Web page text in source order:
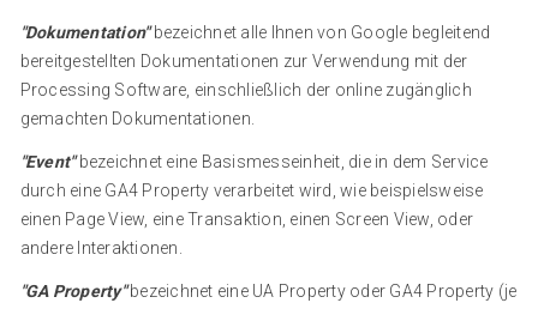
"Dokumentation"bezeichnet alle Ihnen von Google begleitend
bereitgestellten Dokumentationen zur Verwendung mit der
Processing Software, einschließlich der online zugänglich
gemachten Dokumentationen.
"Event"bezeichnet eine Basismesseinheit, die in dem Service
durch eine GA4 Property verarbeitet wird, wie beispielsweise
einen Page View, eine Transaktion, einen Screen View, oder
andere Interaktionen.
"GA Property"bezeichnet eine UA Property oder GA4 Property (je